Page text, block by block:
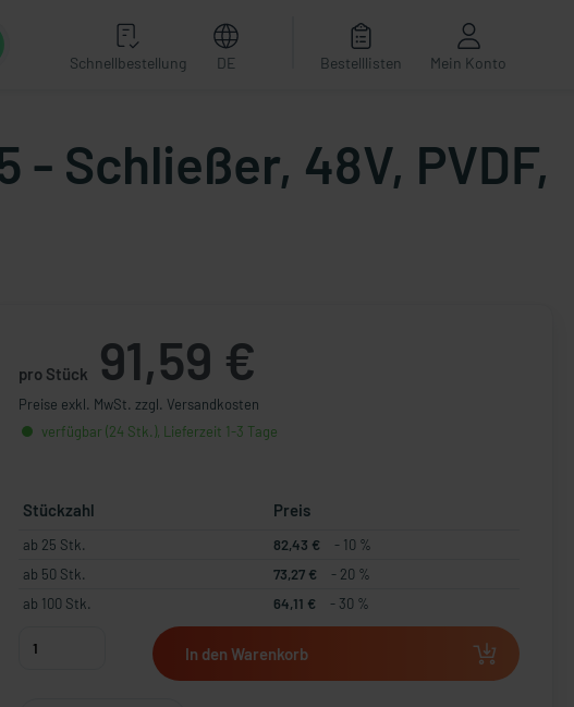
Schnellbestellung DE Bestelllisten Mein Konto
Schließer, 48V, PVDF,
pro Stück 91,59 €
Preise exkl. MwSt. zzgl. Versandkosten
verfügbar (24 Stk.), Lieferzeit 1-3 Tage
Stückzahl Preis
ab 25 Stk. 82,43 €
- 10 %
ab 50 Stk.
73,27 €
- 20 %
ab 100 Stk.
64,11 € - 30 %
In den Warenkorb